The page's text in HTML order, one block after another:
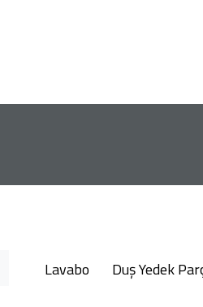
Lavabo Duş Yedek